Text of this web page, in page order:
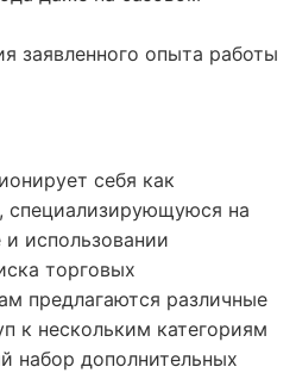
заявленного опыта работы
себя как
на
использовании
торговых
предлагаются различные
к нескольким категориям
набор дополнительных